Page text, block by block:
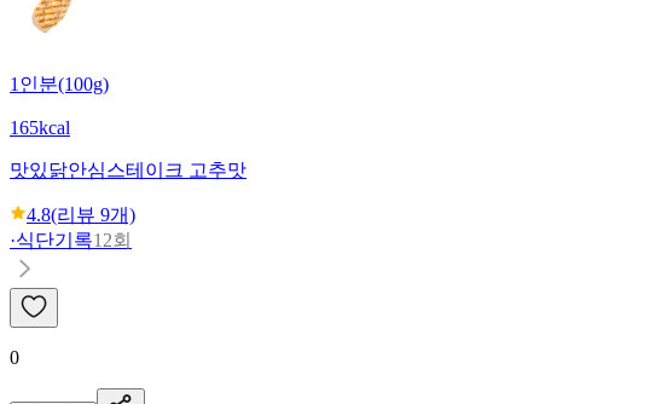
1인분(100g)
165kcal
맛있닭안심스테이크 고추맛
4.8(리뷰 9개)
·식단기록12회
0